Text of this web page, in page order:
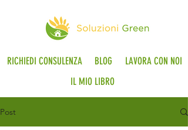
RICHIEDI CONSULENZA BLOG
LAVORA CON NOI
IL MIO LIBRO
Post